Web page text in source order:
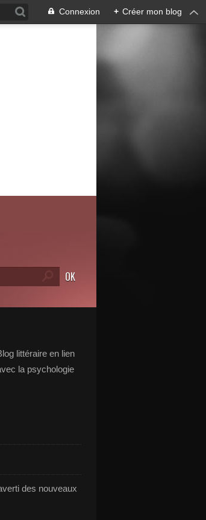
Connexion + Créer mon blog
littéraire en lien
la psychologie
des nouveaux